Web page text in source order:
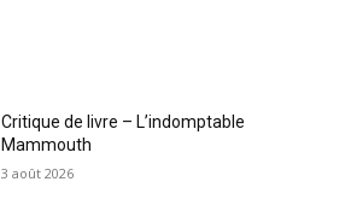
Critique de livre – L’indomptable
Mammouth
3 août 2026